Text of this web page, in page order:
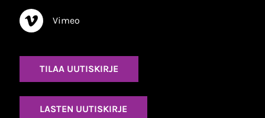
Vimeo
Vimeo
TILAA UUTISKIRJE
LASTEN UUTISKIRJE